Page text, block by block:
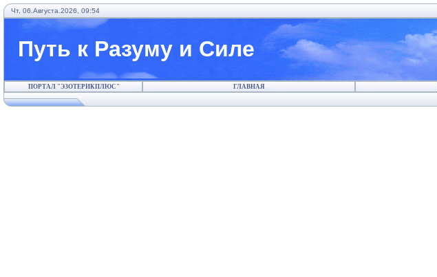
Чт, 06.Августа.2026, 09:54
Путь к Разуму и Силе
ПОРТАЛ "ЭЗОТЕРИКПЛЮС" ГЛАВНАЯ